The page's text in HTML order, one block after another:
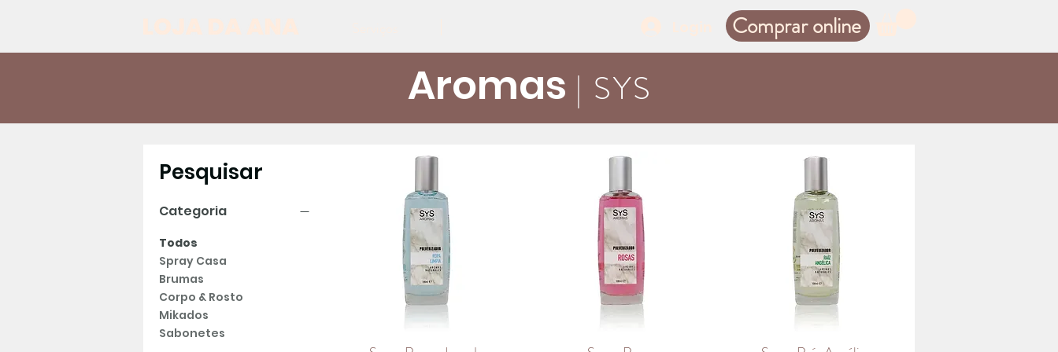
Comprar online
Aromas | SYS
Pesquisar
Categoria
Todos
Spray Casa
Brumas
Corpo & Rosto
Mikados
Sabonetes